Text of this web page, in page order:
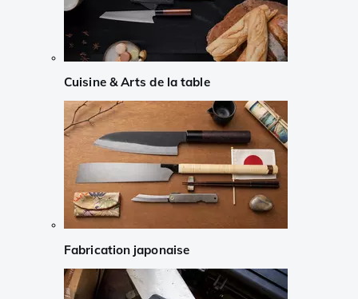
Cuisine & Arts de la table
Fabrication japonaise